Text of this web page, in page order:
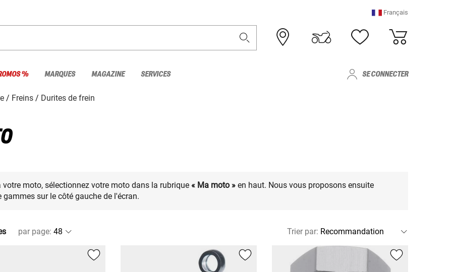
Français
% MARQUES MAGAZINE SERVICES SE CONNECTER
Freins Durites de frein
moto, sélectionnez votre moto dans la rubrique « Ma moto » en haut. Nous vous proposons ensuite
sur le côté gauche de l'écran.
par page: Trier par: